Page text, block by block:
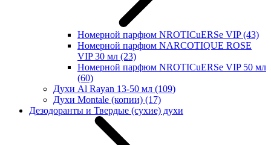
Номерной парфюм NROTICuERSe VIP(43)
Номерной парфюм NARCOTIQUE ROSE
VIP 30 мл (23)
Номерной парфюм NROTICuERSe VIP 50 мл
(60)
Духи Al Rayan 13-50 мл (109)
Духи Montale (копии) (17)
Дезодоранты и Твердые (сухие) духи